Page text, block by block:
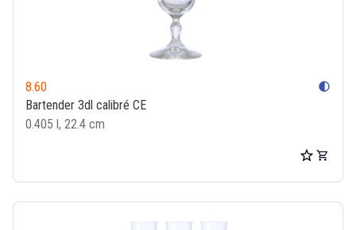
8.60 contrast
Bartender 3dl calibré CE
0.405 l, 22.4 cm